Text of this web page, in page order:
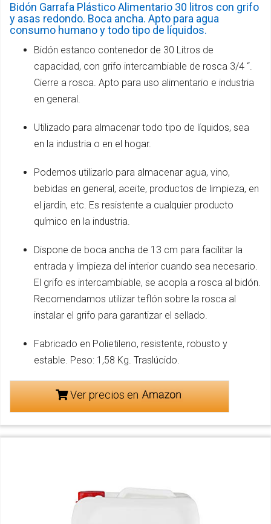
Bidón Garrafa Plástico Alimentario 30 litros con grifo
y asas redondo. Boca ancha. Apto para agua
consumo humano y todo tipo de líquidos.
Bidón estanco contenedor de 30 Litros de
capacidad, con grifo intercambiable de rosca 3/4 “.
Cierre a rosca. Apto para uso alimentario e industria
en general.
Utilizado para almacenar todo tipo de líquidos, sea
en la industria o en el hogar.
Podemos utilizarlo para almacenar agua, vino,
bebidas en general, aceite, productos de limpieza, en
el jardín, etc. Es resistente a cualquier producto
químico en la industria.
Dispone de boca ancha de 13 cm para facilitar la
entrada y limpieza del interior cuando sea necesario.
El grifo es intercambiable, se acopla a rosca al bidón.
Recomendamos utilizar teflón sobre la rosca al
instalar el grifo para garantizar el sellado.
Fabricado en Polietileno, resistente, robusto y
estable. Peso: 1,58 Kg. Traslúcido.
Ver precios en